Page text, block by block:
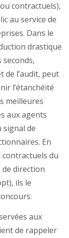
contractuels),
au service de
Dans le
drastique
de l’audit, peut
l’étanchéité
meilleures
aux agents
signal de
En
contractuels du
direction
ils le
aux
de rappeler